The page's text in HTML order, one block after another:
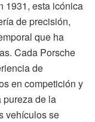
1931, esta icónica
de precisión,
que ha
Cada Porsche
de
en competición y
pureza de la
vehículos se